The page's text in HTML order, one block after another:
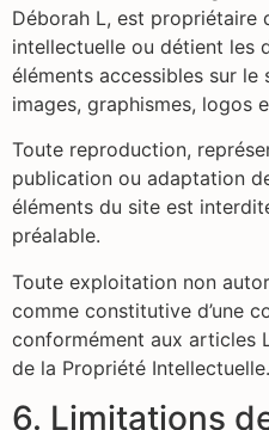
Déborah L, est propriétaire
intellectuelle ou détient les
éléments accessibles sur
images, graphismes, logos
Toute reproduction,
publication ou adaptation
éléments du site est
préalable.
Toute exploitation non
comme constitutive d’une
conformément aux articles
de la Propriété Intellectuelle.
6. Limitations